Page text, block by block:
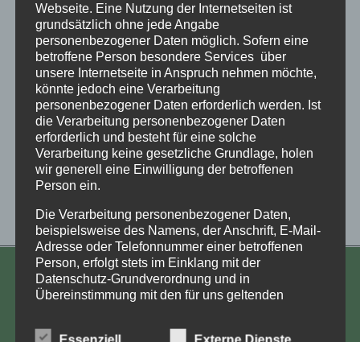
https://verschickungsheime.org/wp-
content/uploads/2020/05/cropped-default-
gruppen-header-1-2.jpg
KONTAKT
Kinderverschickung e.V.
Webseite. Eine Nutzung der Internetseiten ist
grundsätzlich ohne jede Angabe
personenbezogener Daten möglich. Sofern eine
betroffene Person besondere Services über
unsere Internetseite in Anspruch nehmen möchte,
könnte jedoch eine Verarbeitung
personenbezogener Daten erforderlich werden. Ist
die Verarbeitung personenbezogener Daten
erforderlich und besteht für eine solche
Verarbeitung keine gesetzliche Grundlage, holen
wir generell eine Einwilligung der betroffenen
Person ein.
Die Verarbeitung personenbezogener Daten,
beispielsweise des Namens, der Anschrift, E-Mail-
Adresse oder Telefonnummer einer betroffenen
Person, erfolgt stets im Einklang mit der
Datenschutz-Grundverordnung und in
Übereinstimmung mit den für uns geltenden
Mittels dieser Datenschutzerklärung möchte unser